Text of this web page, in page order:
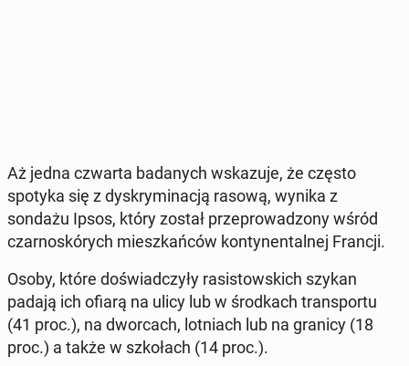
Aż jedna czwarta ba­da­nych wska­zu­je, że często
spotyka się z dys­kry­mi­na­cją rasową, wynika z
sondażu Ipsos, który został prze­pro­wa­dzo­ny wśród
czar­no­skó­rych miesz­kań­ców kon­ty­nen­tal­nej Francji.
Osoby, które do­świad­czy­ły ra­si­stow­skich szykan
padają ich ofiarą na ulicy lub w środ­kach trans­por­tu
(41 proc.), na dwor­cach, lot­niach lub na granicy (18
proc.) a także w szko­łach (14 proc.).